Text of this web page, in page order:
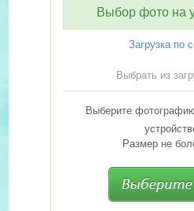
Выбор фото на
Загрузка по
Выбрать из
Выберите
Размер не